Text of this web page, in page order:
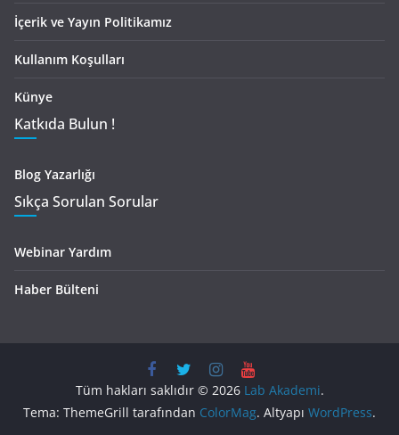
İçerik ve Yayın Politikamız
Kullanım Koşulları
Künye
Katkıda Bulun !
Blog Yazarlığı
Sıkça Sorulan Sorular
Webinar Yardım
Haber Bülteni
Tüm hakları saklıdır © 2026 Lab Akademi.
Tema: ThemeGrill tarafından ColorMag. Altyapı WordPress.